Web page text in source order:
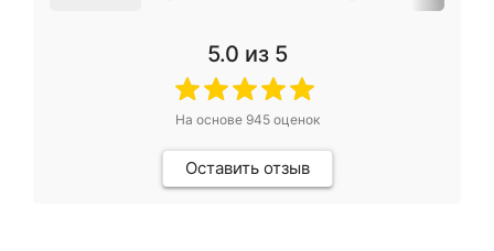
5.0 из 5
На основе 945оценок
Оставить отзыв